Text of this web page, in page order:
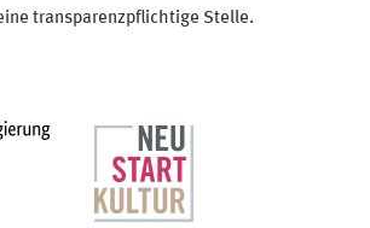
transparenzpflichtige Stelle.